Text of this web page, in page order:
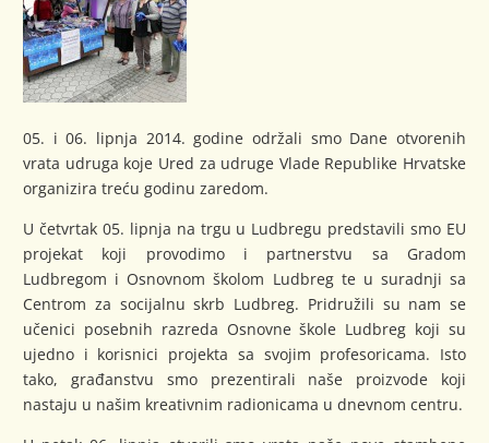
05. i 06. lipnja 2014. godine održali smo Dane otvorenih
vrata udruga koje Ured za udruge Vlade Republike Hrvatske
organizira treću godinu zaredom.
U četvrtak 05. lipnja na trgu u Ludbregu predstavili smo EU
projekat koji provodimo i partnerstvu sa Gradom
Ludbregom i Osnovnom školom Ludbreg te u suradnji sa
Centrom za socijalnu skrb Ludbreg. Pridružili su nam se
učenici posebnih razreda Osnovne škole Ludbreg koji su
ujedno i korisnici projekta sa svojim profesoricama. Isto
tako, građanstvu smo prezentirali naše proizvode koji
nastaju u našim kreativnim radionicama u dnevnom centru.